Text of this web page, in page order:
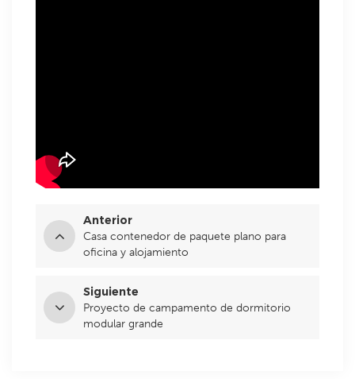
Anterior
Casa contenedor de paquete plano para
oficina y alojamiento
Siguiente
Proyecto de campamento de dormitorio
modular grande